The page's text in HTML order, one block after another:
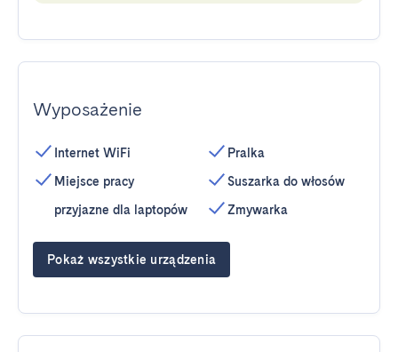
Wyposażenie
Internet WiFi
Miejsce pracy
przyjazne dla laptopów
Pralka
Suszarka do włosów
Zmywarka
Pokaż wszystkie urządzenia